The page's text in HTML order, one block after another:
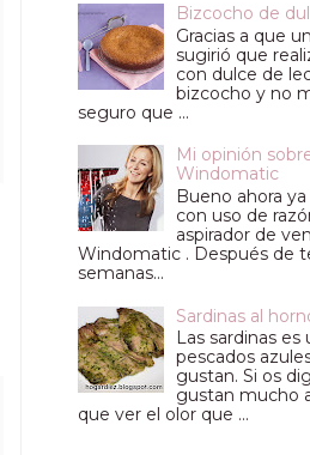
Bizcocho de
Gracias a que
sugirió que
con dulce de
bizcocho y no
seguro que ...
Mi opinión
Windomatic
Bueno ahora
con uso de
aspirador de
Windomatic . Después de
semanas...
Sardinas al
Las sardinas es
pescados
gustan. Si os
gustan mucho
que ver el olor que ...